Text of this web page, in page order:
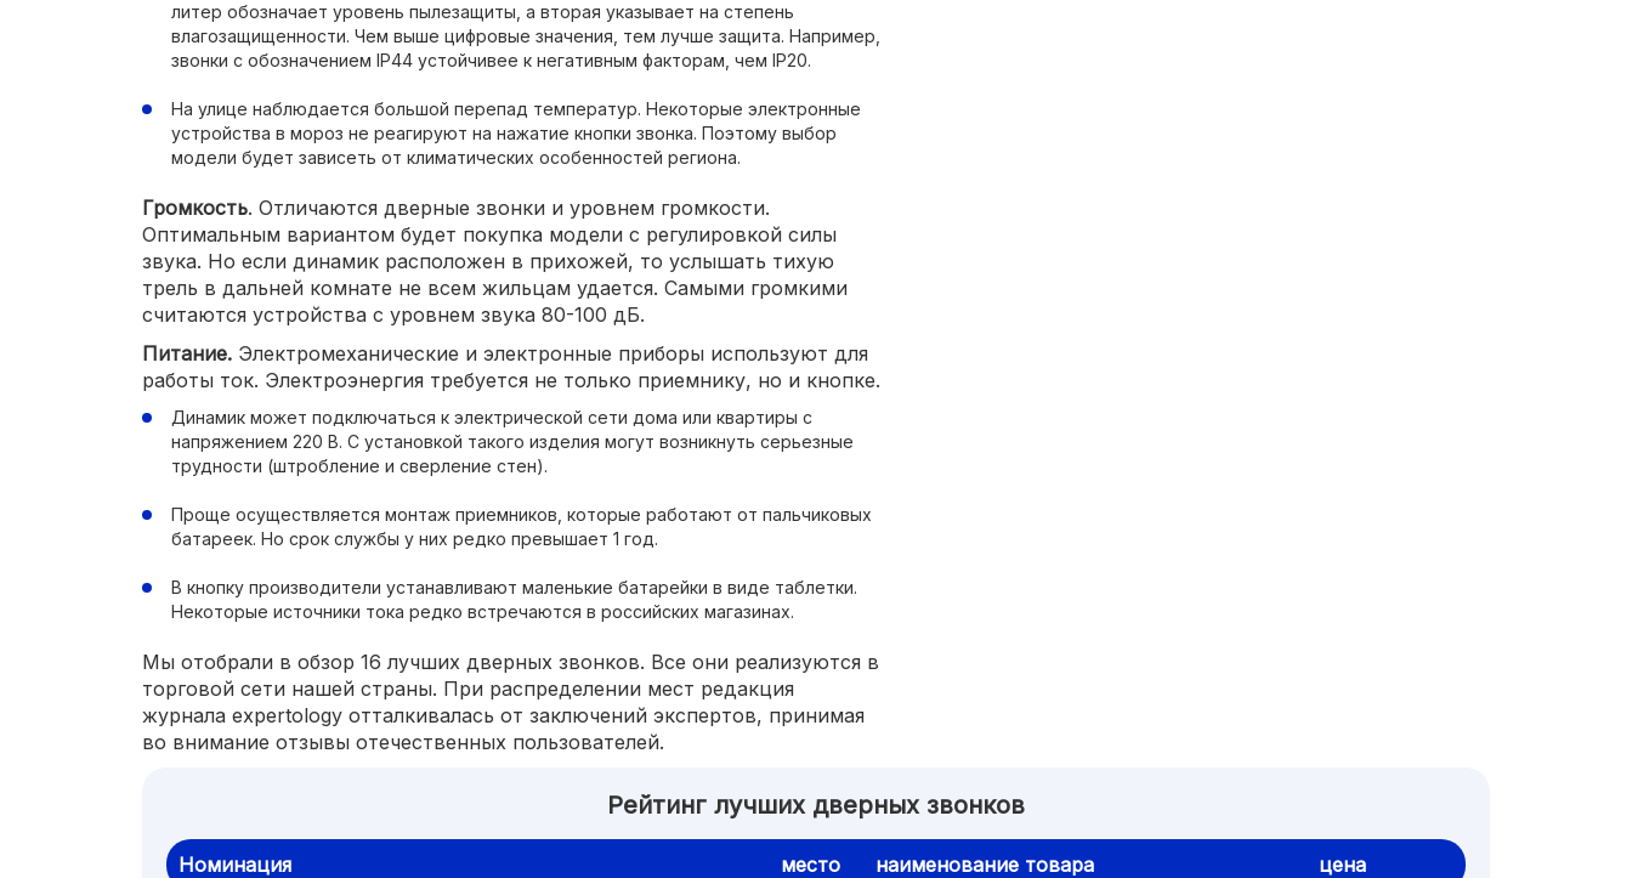
литер обозначает уровень пылезащиты, а вторая указывает на степень
влагозащищенности. Чем выше цифровые значения, тем лучше защита. Например,
звонки с обозначением IP44 устойчивее к негативным факторам, чем IP20.
На улице наблюдается большой перепад температур. Некоторые электронные
устройства в мороз не реагируют на нажатие кнопки звонка. Поэтому выбор
модели будет зависеть от климатических особенностей региона.
Громкость. Отличаются дверные звонки и уровнем громкости.
Оптимальным вариантом будет покупка модели с регулировкой силы
звука. Но если динамик расположен в прихожей, то услышать тихую
трель в дальней комнате не всем жильцам удается. Самыми громкими
считаются устройства с уровнем звука 80-100 дБ.
Питание. Электромеханические и электронные приборы используют для
работы ток. Электроэнергия требуется не только приемнику, но и кнопке.
Динамик может подключаться к электрической сети дома или квартиры с
напряжением 220 В. С установкой такого изделия могут возникнуть серьезные
трудности (штробление и сверление стен).
Проще осуществляется монтаж приемников, которые работают от пальчиковых
батареек. Но срок службы у них редко превышает 1 год.
В кнопку производители устанавливают маленькие батарейки в виде таблетки.
Некоторые источники тока редко встречаются в российских магазинах.
Мы отобрали в обзор 16 лучших дверных звонков. Все они реализуются в
торговой сети нашей страны. При распределении мест редакция
журнала expertology отталкивалась от заключений экспертов, принимая
во внимание отзывы отечественных пользователей.
Рейтинг лучших дверных звонков
Номинация место наименование товара цена